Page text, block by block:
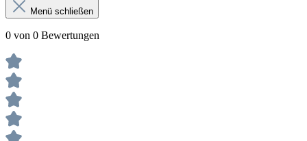
Menü schließen
0 von 0 Bewertungen